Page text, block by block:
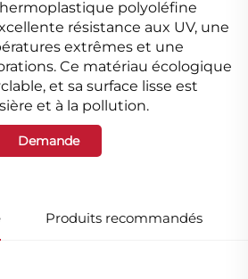
polyoléfine
résistance aux UV, une
extrêmes et une
Ce matériau écologique
et sa surface lisse est
et à la pollution.
Demande
Produits recommandés